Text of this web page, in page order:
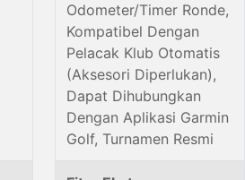
Odometer/Timer Ronde,
Kompatibel Dengan
Pelacak Klub Otomatis
(Aksesori Diperlukan),
Dapat Dihubungkan
Dengan Aplikasi Garmin
Golf, Turnamen Resmi